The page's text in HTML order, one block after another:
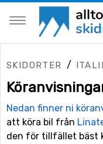
SKIDORTER /
Nedan finner ni
att köra bil från
den för tillfället bäst